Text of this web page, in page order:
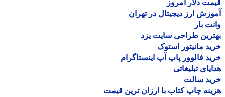
دلار امروز
ارز دیجیتال در تهران
بار
طراحی سایت یزد
مانیتور استوک
فالوور پاپ آپ اینستاگرام
تبلیغاتی
سالت
چاپ کتاب با ارزان ترین قیمت